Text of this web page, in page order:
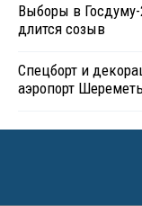
Выборы в Госдуму-
длится созыв
Спецборт и
аэропорт